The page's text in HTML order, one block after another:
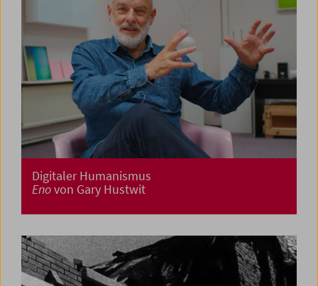
Digitaler Humanismus
Enovon Gary Hustwit